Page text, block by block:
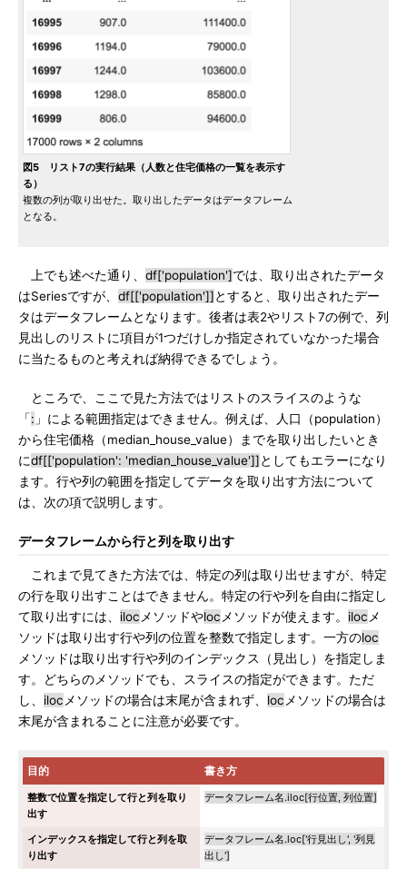
図5 リスト7の実行結果（人数と住宅価格の一覧を表示す
る）
複数の列が取り出せた。取り出したデータはデータフレーム
となる。
上でも述べた通り、 df['population']では、取り出されたデータ
はSeriesですが、 df[['population']]とすると、取り出されたデー
タはデータフレームとなります。後者は表2やリスト7の例で、列
見出しのリストに項目が1つだけしか指定されていなかった場合
に当たるものと考えれば納得できるでしょう。
ところで、ここで見た方法ではリストのスライスのような
「: 」による範囲指定はできません。例えば、人口（population）
から住宅価格（median_house_value）までを取り出したいとき
にdf[['population': 'median_house_value']]としてもエラーになり
ます。行や列の範囲を指定してデータを取り出す方法について
は、次の項で説明します。
データフレームから行と列を取り出す
これまで見てきた方法では、特定の列は取り出せますが、特定
の行を取り出すことはできません。特定の行や列を自由に指定し
て取り出すには、 iloc メソッドやloc メソッドが使えます。 iloc メ
ソッドは取り出す行や列の位置を整数で指定します。一方のloc
メソッドは取り出す行や列のインデックス（見出し）を指定しま
す。どちらのメソッドでも、スライスの指定ができます。ただ
し、 iloc メソッドの場合は末尾が含まれず、 loc メソッドの場合は
末尾が含まれることに注意が必要です。
目的 書き方
整数で位置を指定して行と列を取り
出す
データフレーム名.iloc[行位置, 列位置]
インデックスを指定して行と列を取
り出す
データフレーム名.loc['行見出し', '列見
出し']